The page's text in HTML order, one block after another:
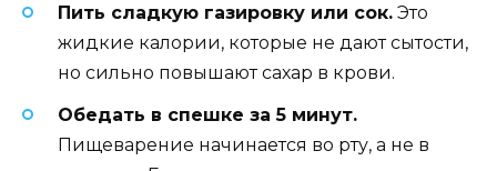
Пить сладкую газировку или сок. Это
жидкие калории, которые не дают сытости,
но сильно повышают сахар в крови.
Обедать в спешке за 5 минут.
Пищеварение начинается во рту, а не в